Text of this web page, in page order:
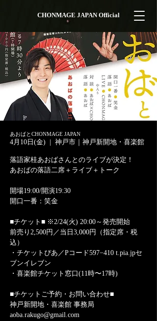
CHONMAGE JAPAN Official
あおばとCHONMAGE JAPAN
4月10日(金) 神戸市｜神戸新開地・喜楽館
落語家桂あおばさんとのライブが決定！
あおばの落語二席＋ライブ＋トーク
開場19:00/開演19:30
開口一番：笑金
■チケット■ ※2/24(火) 20:00～発売開始
前売り2,500円／当日3,000円（指定席・税
込）
・チケットぴあ／Pコード597−410 t.pia.jpセ
ブンイレブン
・喜楽館チケット窓口(11時〜17時)
■チケットご予約・お問い合わせ■
神戸新開地・喜楽館 事務局
aoba.rakugo@gmail.com